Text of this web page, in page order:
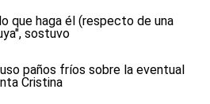
que haga él (respecto de una
sostuvo
paños fríos sobre la eventual
Cristina